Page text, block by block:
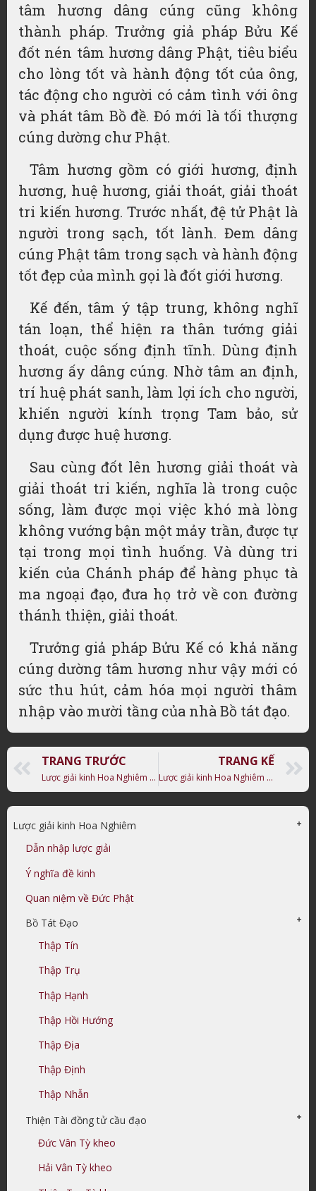
tâm hương dâng cúng cũng không
thành pháp. Trưởng giả pháp Bửu Kế
đốt nén tâm hương dâng Phật, tiêu biểu
cho lòng tốt và hành động tốt của ông,
tác động cho người có cảm tình với ông
và phát tâm Bồ đề. Đó mới là tối thượng
cúng dường chư Phật.
Tâm hương gồm có giới hương, định
hương, huệ hương, giải thoát, giải thoát
tri kiến hương. Trước nhất, đệ tử Phật là
người trong sạch, tốt lành. Đem dâng
cúng Phật tâm trong sạch và hành động
tốt đẹp của mình gọi là đốt giới hương.
Kế đến, tâm ý tập trung, không nghĩ
tán loạn, thể hiện ra thân tướng giải
thoát, cuộc sống định tĩnh. Dùng định
hương ấy dâng cúng. Nhờ tâm an định,
trí huệ phát sanh, làm lợi ích cho người,
khiến người kính trọng Tam bảo, sử
dụng được huệ hương.
Sau cùng đốt lên hương giải thoát và
giải thoát tri kiến, nghĩa là trong cuộc
sống, làm được mọi việc khó mà lòng
không vướng bận một mảy trần, được tự
tại trong mọi tình huống. Và dùng tri
kiến của Chánh pháp để hàng phục tà
ma ngoại đạo, đưa họ trở về con đường
thánh thiện, giải thoát.
Trưởng giả pháp Bửu Kế có khả năng
cúng dường tâm hương như vậy mới có
sức thu hút, cảm hóa mọi người thâm
nhập vào mười tầng của nhà Bồ tát đạo.
TRANG TRƯỚC
Lược giải kinh Hoa Nghiêm – Thiện Tài cầu đạo với cư sĩ Minh Trí
TRANG KẾ
Lược giải kinh Hoa Nghiêm – Thiện Tài cầu đạo với trưởng giả Phổ Nhãn
Lược giải kinh Hoa Nghiêm
Dẫn nhập lược giải
Ý nghĩa đề kinh
Quan niệm về Đức Phật
Bồ Tát Đạo
Thập Tín
Thập Trụ
Thập Hạnh
Thập Hồi Hướng
Thập Địa
Thập Định
Thập Nhẫn
Thiện Tài đồng tử cầu đạo
Đức Vân Tỳ kheo
Hải Vân Tỳ kheo